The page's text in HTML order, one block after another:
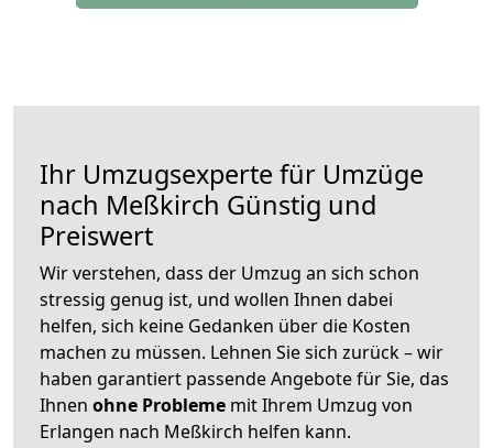
Ihr Umzugsexperte für Umzüge
nach Meßkirch Günstig und
Preiswert
Wir verstehen, dass der Umzug an sich schon
stressig genug ist, und wollen Ihnen dabei
helfen, sich keine Gedanken über die Kosten
machen zu müssen. Lehnen Sie sich zurück – wir
haben garantiert passende Angebote für Sie, das
Ihnen ohne Probleme mit Ihrem Umzug von
Erlangen nach Meßkirch helfen kann.